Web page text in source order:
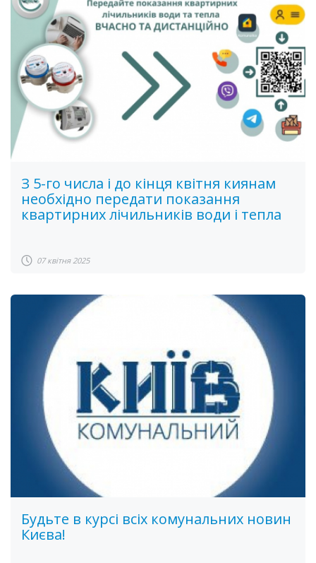
З 5-го числа і до кінця квітня киянам
необхідно передати показання
квартирних лічильників води і тепла
07 квітня 2025
Будьте в курсі всіх комунальних новин
Києва!